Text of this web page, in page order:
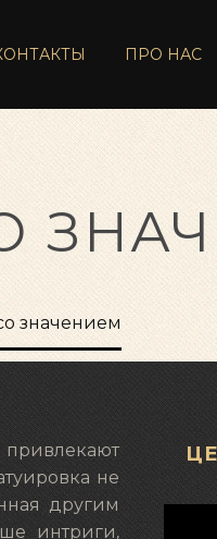
ПРО НАС
значением
привлекают
не
другим
интриги,